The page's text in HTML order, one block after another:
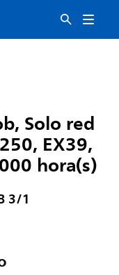
Solo red
EX39,
hora(s)
3/1